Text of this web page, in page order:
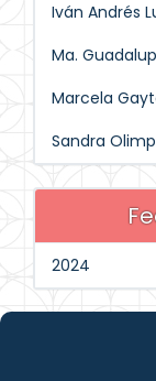
Iván Andrés
Ma.
Marcela
Sandra
2024